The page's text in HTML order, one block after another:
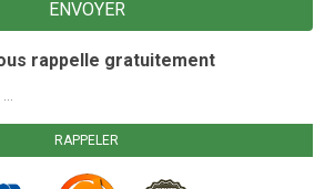
rappelle gratuitement